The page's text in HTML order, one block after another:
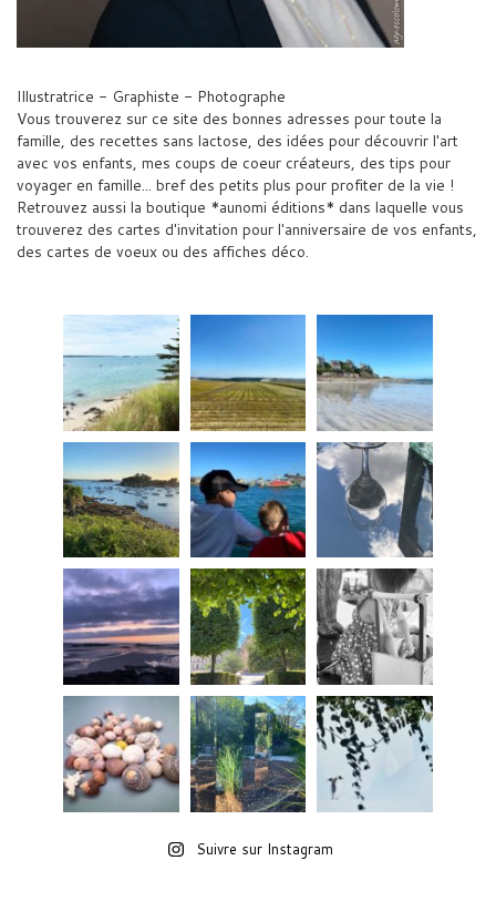
Illustratrice - Graphiste - Photographe
Vous trouverez sur ce site des bonnes adresses pour toute la
famille, des recettes sans lactose, des idées pour découvrir l'art
avec vos enfants, mes coups de coeur créateurs, des tips pour
voyager en famille... bref des petits plus pour profiter de la vie !
Retrouvez aussi la boutique *aunomi éditions* dans laquelle vous
trouverez des cartes d'invitation pour l'anniversaire de vos enfants,
des cartes de voeux ou des affiches déco.
Suivre sur Instagram